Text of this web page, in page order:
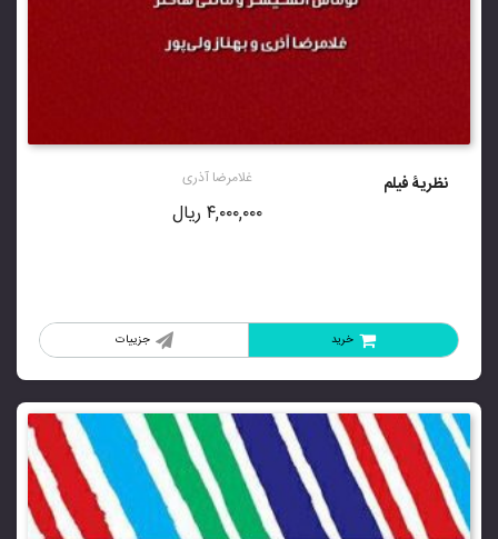
نظریۀ فیلم غلامرضا آذری
۴,۰۰۰,۰۰۰ ریال
جزییات خرید